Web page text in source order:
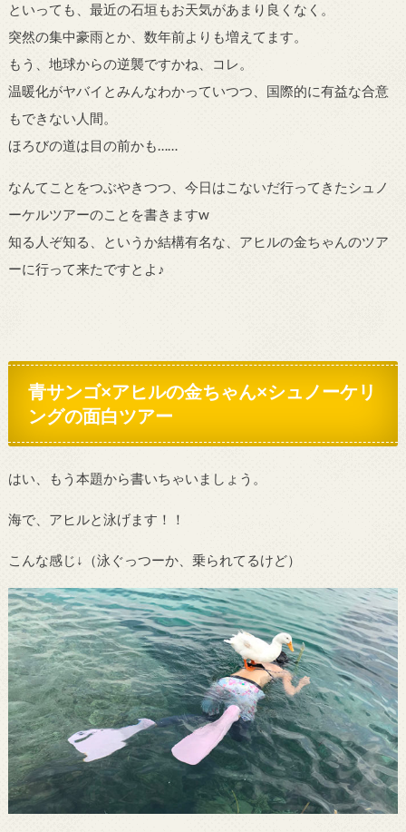
といっても、最近の石垣もお天気があまり良くなく。
突然の集中豪雨とか、数年前よりも増えてます。
もう、地球からの逆襲ですかね、コレ。
温暖化がヤバイとみんなわかっていつつ、国際的に有益な合意
もできない人間。
ほろびの道は目の前かも……
なんてことをつぶやきつつ、今日はこないだ行ってきたシュノ
ーケルツアーのことを書きますw
知る人ぞ知る、というか結構有名な、アヒルの金ちゃんのツア
ーに行って来たですとよ♪
青サンゴ×アヒルの金ちゃん×シュノーケリ
ングの面白ツアー
はい、もう本題から書いちゃいましょう。
海で、アヒルと泳げます！！
こんな感じ↓（泳ぐっつーか、乗られてるけど）